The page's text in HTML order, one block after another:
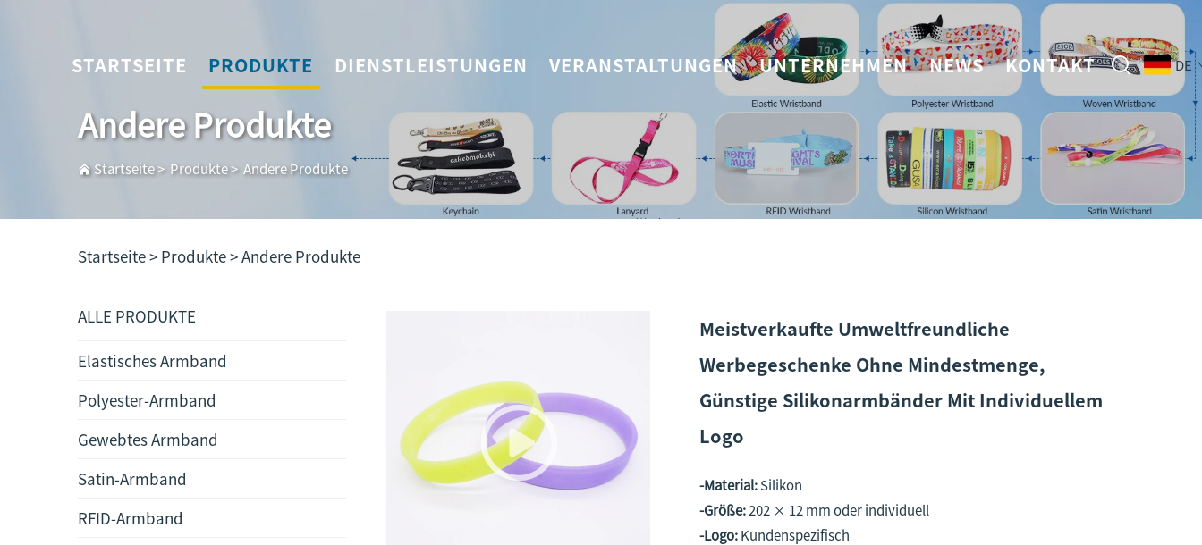
STARTSEITE PRODUKTE DIENSTLEISTUNGEN VERANSTALTUNGEN UNTERNEHMEN NEWS KONTAKT DE
Andere Produkte
Startseite> Produkte> Andere Produkte
Startseite > Produkte>Andere Produkte
ALLE PRODUKTE
Elastisches Armband
Polyester-Armband
Gewebtes Armband
Satin-Armband
RFID-Armband
Meistverkaufte Umweltfreundliche
Werbegeschenke Ohne Mindestmenge,
Günstige Silikonarmbänder Mit Individuellem
Logo
-Material:Silikon
-Größe:202 × 12 mm oder individuell
-Logo:Kundenspezifisch